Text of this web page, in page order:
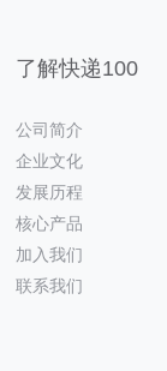
了解快递100
公司简介
企业文化
发展历程
核心产品
加入我们
联系我们